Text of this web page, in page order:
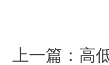
上一篇： 高